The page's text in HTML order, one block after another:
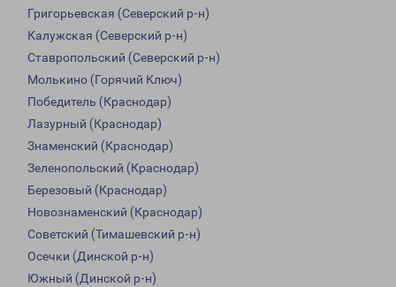
Григорьевская (Северский р-н)
Калужская (Северский р-н)
Ставропольский (Северский р-н)
Молькино (Горячий Ключ)
Победитель (Краснодар)
Лазурный (Краснодар)
Знаменский (Краснодар)
Зеленопольский (Краснодар)
Березовый (Краснодар)
Новознаменский (Краснодар)
Советский (Тимашевский р-н)
Осечки (Динской р-н)
Южный (Динской р-н)